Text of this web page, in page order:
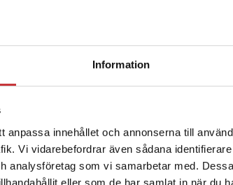
Information
anpassa innehållet och annonserna till
Vi vidarebefordrar även sådana
analysföretag som vi samarbetar med.
eller som de har samlat in när du
Begränsad fraktregion
som att du besöker studentlitteratur.se
utanför Sverige. Vi erbjuder inte leveranser
För att kunna slutföra ett köp måste